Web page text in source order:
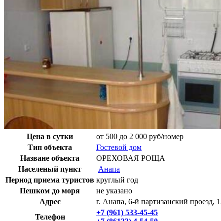
Цена в сутки
от 500 до 2 000 руб/номер
Тип объекта
Гостевой дом
Назване объекта
ОРЕХОВАЯ РОЩА
Населеный пункт
Анапа
Период приема туристов круглый год
Пешком до моря
не указано
Адрес
г. Анапа, 6-й партизанский проезд,
Телефон
+7 (961) 533-45-45